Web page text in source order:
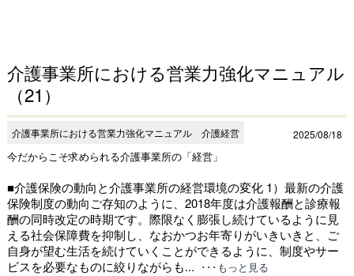
介護事業所における営業力強化マニュアル
（21）
介護事業所における営業力強化マニュアル 介護経営 2025/08/18
今だからこそ求められる介護事業所の「経営」
■介護保険の動向と介護事業所の経営環境の変化 1）最新の介護
保険制度の動向ご存知のように、2018年度は介護報酬と診療報
酬の同時改定の時期です。際限なく膨張し続けているように見
える社会保障費を抑制し、なおかつお年寄りがいきいきと、ご
自身が望む生活を続けていくことができるように、制度やサー
ビスを必要なものに絞りながらも... ･･･もっと見る